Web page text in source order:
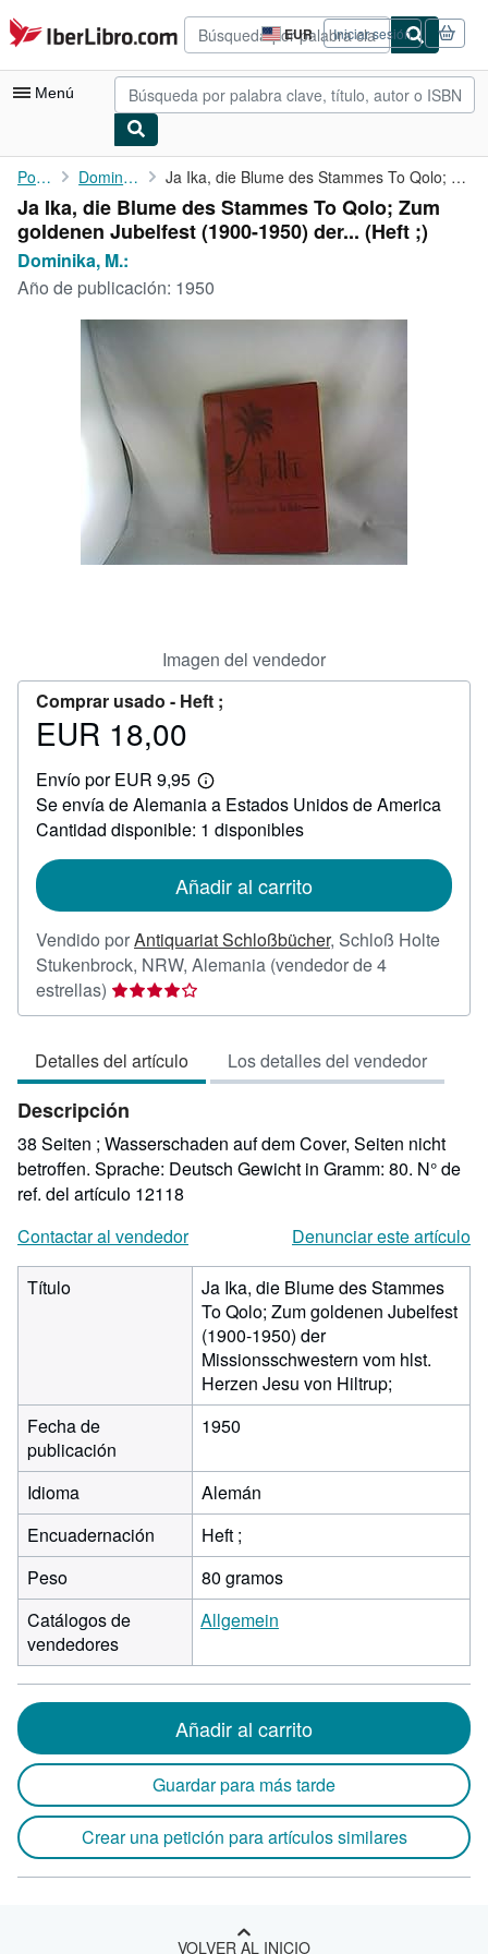
Pasar al contenido principal
IberLibro.com EUR
Preferencias
de
compra
del
Iniciar sesión
Menú
Mi cuenta
Consultar mis pedidos
Búsqueda avanzada
Colecciones
Libros antiguos
Arte y coleccionismo
Vendedores
Comenzar a vender
CERRAR
Portada Dominika, M.: Ja Ika, die Blume des Stammes To Qolo; Zum goldenen Jubelfest (...
Ja Ika, die Blume des Stammes To Qolo; Zum
goldenen Jubelfest (1900-1950) der... (Heft ;)
Dominika, M.:
Año de publicación: 1950
Imagen del vendedor
Comprar usado - Heft ;
Precio
18,00
EUR 18,00
Envío por EUR 9,95
Más
información
sobre
las
envío
Se envía de Alemania a Estados Unidos de America
Cantidad disponible: 1 disponibles
Añadir al carrito
Vendido porAntiquariat Schloßbücher, Schloß Holte
Stukenbrock, NRW, Alemania (vendedor de 4
estrellas) Calificación
del
4
de
5
estrellas
Detalles del artículo Los detalles del vendedor
Descripción
38 Seiten ; Wasserschaden auf dem Cover, Seiten nicht
betroffen. Sprache: Deutsch Gewicht in Gramm: 80. N° de
ref. del artículo 12118
Contactar al vendedor
Denunciar este artículo
Título
Ja Ika, die Blume des Stammes
To Qolo; Zum goldenen Jubelfest
(1900-1950) der
Missionsschwestern vom hlst.
Herzen Jesu von Hiltrup;
Fecha de
publicación
1950
Idioma
Alemán
Encuadernación
Heft ;
Peso
80 gramos
Catálogos de
vendedores
Allgemein
Añadir al carrito
Guardar para más tarde
Crear una petición para artículos similares
VOLVER AL INICIO